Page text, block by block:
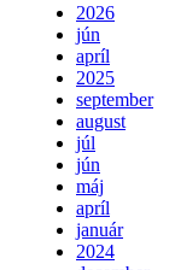
2026
jún
apríl
2025
september
august
júl
jún
máj
apríl
január
2024